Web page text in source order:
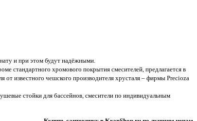
и при этом будут надёжными.
стандартного хромового покрытия смесителей, предлагается в
известного чешского производителя хрусталя – фирмы Precioza
стойки для бассейнов, смесители по индивидуальным